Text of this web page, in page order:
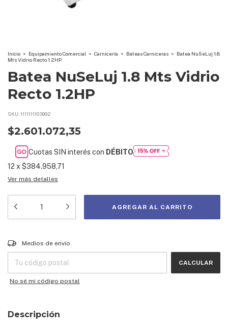
Inicio > Equipamiento Comercial > Carnicería > Bateas Carniceras > Batea NuSeLuj 1.8
Mts Vidrio Recto 1.2HP
Batea NuSeLuj 1.8 Mts Vidrio
Recto 1.2HP
SKU: 1111111103992
$2.601.072,35
Cuotas SIN interés con DÉBITO
12 x $384.958,71
Ver más detalles
Entregas para el CP:
Medios de envío
CALCULAR
No sé mi código postal
Descripción